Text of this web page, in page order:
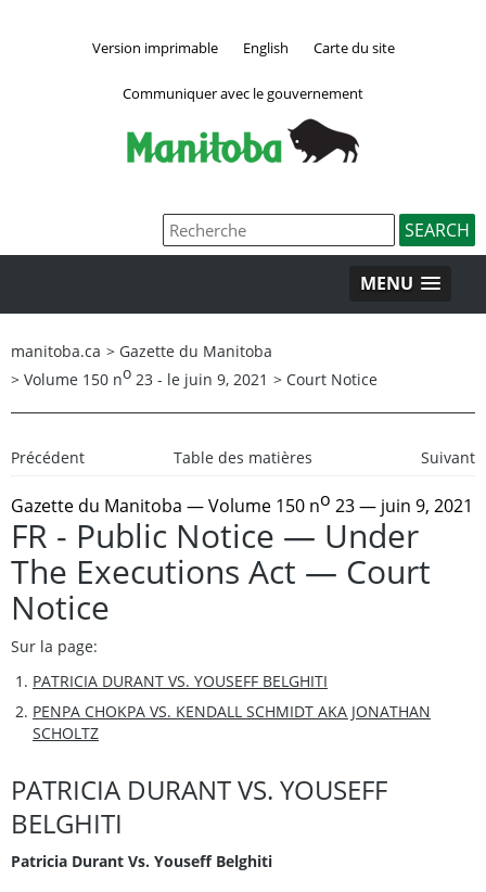
Version imprimable English Carte du site
Communiquer avec le gouvernement
MENU
manitoba.ca > Gazette du Manitoba
> Volume 150 no 23 - le juin 9, 2021 > Court Notice
Précédent Table des matières Suivant
Gazette du Manitoba — Volume 150 no 23 — juin 9, 2021
FR - Public Notice — Under
The Executions Act — Court
Notice
Sur la page:
PATRICIA DURANT VS. YOUSEFF BELGHITI
PENPA CHOKPA VS. KENDALL SCHMIDT AKA JONATHAN
SCHOLTZ
PATRICIA DURANT VS. YOUSEFF
BELGHITI
Patricia Durant Vs. Youseff Belghiti